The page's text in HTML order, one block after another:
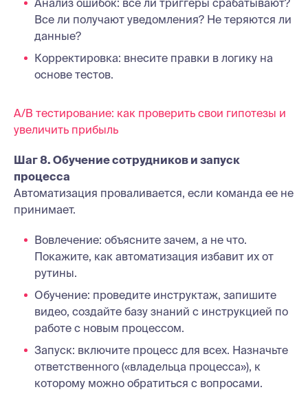
Анализ ошибок: все ли триггеры срабатывают?
Все ли получают уведомления? Не теряются ли
данные?
Корректировка: внесите правки в логику на
основе тестов.
A/B тестирование: как проверить свои гипотезы и
увеличить прибыль
Шаг 8. Обучение сотрудников и запуск
процесса
Автоматизация проваливается, если команда ее не
принимает.
Вовлечение: объясните зачем, а не что.
Покажите, как автоматизация избавит их от
рутины.
Обучение: проведите инструктаж, запишите
видео, создайте базу знаний с инструкцией по
работе с новым процессом.
Запуск: включите процесс для всех. Назначьте
ответственного («владельца процесса»), к
которому можно обратиться с вопросами.